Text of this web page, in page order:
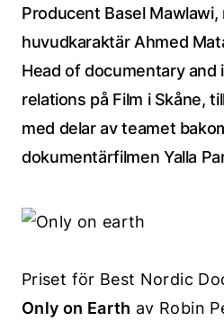
Producent Basel
huvudkaraktär Ahmed
Head of documentary and
relations på Film i Skåne,
med delar av teamet
dokumentärfilmen Yalla
Priset för Best Nordic
Only on Earth av Robin